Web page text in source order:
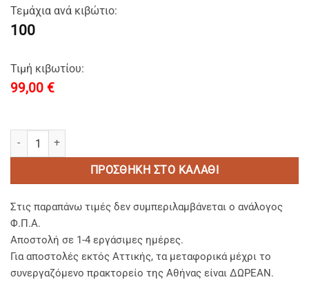
Τεμάχια ανά κιβώτιο:
100
Τιμή κιβωτίου:
99,00 €
ΠΕΤΣΕΤΕ ΠΑΙΔΙΚΗ GIRAFFE 100% cotton (KIDS 22cm) ποσότητα
ΠΡΟΣΘΉΚΗ ΣΤΟ ΚΑΛΆΘΙ
Στις παραπάνω τιμές δεν συμπεριλαμβάνεται ο ανάλογος
Φ.Π.Α.
Αποστολή σε 1-4 εργάσιμες ημέρες.
Για αποστολές εκτός Αττικής, τα μεταφορικά μέχρι το
συνεργαζόμενο πρακτορείο της Αθήνας είναι ΔΩΡΕΑΝ.